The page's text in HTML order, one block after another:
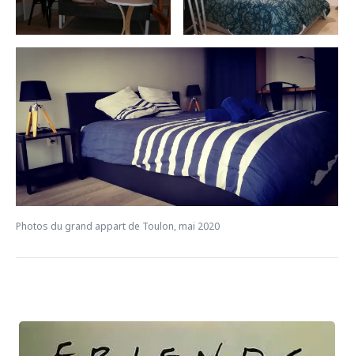
Photos du grand appart de Toulon, mai 2020